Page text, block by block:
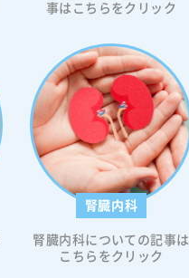
事はこちらをクリック
腎臓内科
腎臓内科についての記事は
こちらをクリック